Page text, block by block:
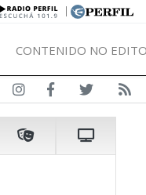
|
CONTENIDO NO